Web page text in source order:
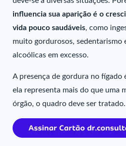
influencia sua aparição é o
vida pouco saudáveis, como
muito gordurosos, sedentarismo
alcoólicas em excesso.
A presença de gordura no fígado
ela representa mais do que uma
órgão, o quadro deve ser tratado.